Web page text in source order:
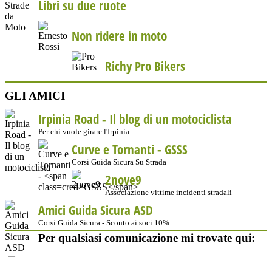
Libri su due ruote
Non ridere in moto
Richy Pro Bikers
GLI AMICI
Irpinia Road - Il blog di un motociclista
Per chi vuole girare l'Irpinia
Curve e Tornanti - GSSS
Corsi Guida Sicura Su Strada
2nove9
Associazione vittime incidenti stradali
Amici Guida Sicura ASD
Corsi Guida Sicura - Sconto ai soci 10%
Per qualsiasi comunicazione mi trovate qui: